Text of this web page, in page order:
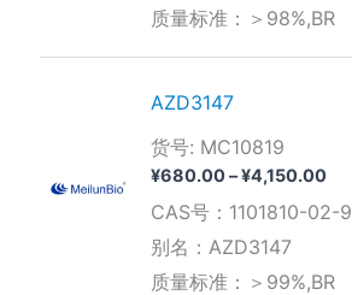
至
质量标准：＞98%,BR
AZD3147
货号: MC10819
¥680.00–¥4,150.00价
范
至
CAS号：1101810-02-9
别名：AZD3147
质量标准：＞99%,BR